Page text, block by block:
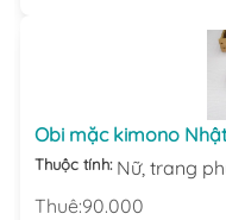
Obi mặc kimono
Thuộc tính: Nữ, trang
Thuê:90.000